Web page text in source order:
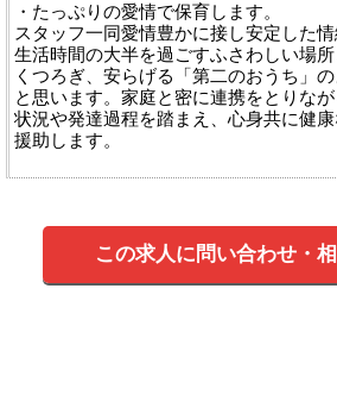
・たっぷりの愛情で保育します。
スタッフ一同愛情豊かに接し安定した
生活時間の大半を過ごすふさわしい場所
くつろぎ、安らげる「第二のおうち」
と思います。家庭と密に連携をとりな
状況や発達過程を踏まえ、心身共に健
援助します。
この求人に問い合わせ・